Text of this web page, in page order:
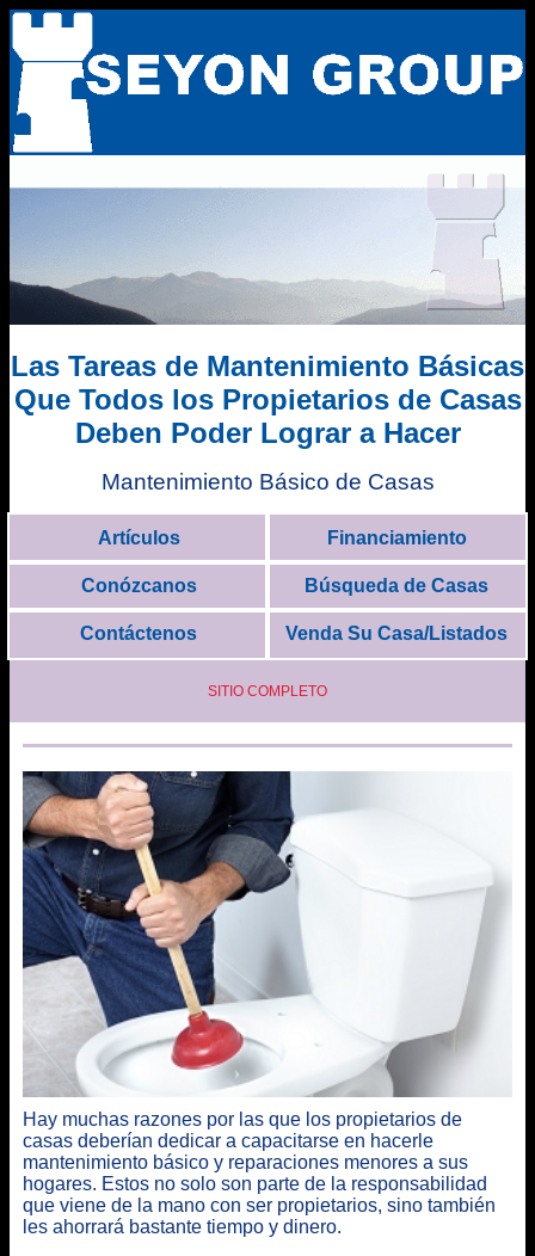
Las Tareas de Mantenimiento Básicas
Que Todos los Propietarios de Casas
Deben Poder Lograr a Hacer
Mantenimiento Básico de Casas
Artículos Financiamiento
Conózcanos Búsqueda de Casas
Contáctenos Venda Su Casa/Listados
SITIO COMPLETO
Hay muchas razones por las que los propietarios de
casas deberían dedicar a capacitarse en hacerle
mantenimiento básico y reparaciones menores a sus
hogares. Estos no solo son parte de la responsabilidad
que viene de la mano con ser propietarios, sino también
les ahorrará bastante tiempo y dinero.